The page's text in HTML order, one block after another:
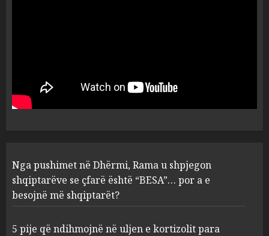
1
se çfarë është “BESA”… por a e
besojnë më shqiptarët?
AUGUST 6, 2026
2
kortizolit para gjumit dhe
përmirësojnë cilësinë e gjumit
AUGUST 6, 2026
Nga pushimet në Dhërmi, Rama u shpjegon
shqiptarëve se çfarë është “BESA”… por a e
besojnë më shqiptarët?
5 pije që ndihmojnë në uljen e kortizolit para